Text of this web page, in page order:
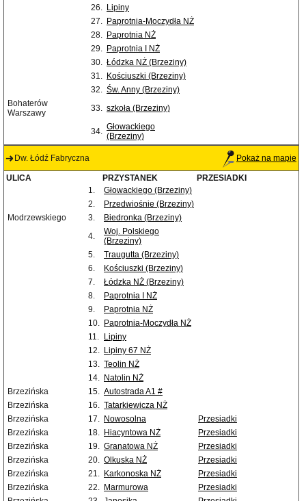
26. Lipiny
27. Paprotnia-Moczydła NŻ
28. Paprotnia NŻ
29. Paprotnia I NŻ
30. Łódzka NŻ (Brzeziny)
31. Kościuszki (Brzeziny)
32. Św. Anny (Brzeziny)
Bohaterów
Warszawy
33. szkoła (Brzeziny)
34. Głowackiego
(Brzeziny)
Dw. Łódź Fabryczna Pokaż na mapie
ULICA PRZYSTANEK
PRZESIADKI
1.
Głowackiego (Brzeziny)
2.
Przedwiośnie (Brzeziny)
Modrzewskiego
3.
Biedronka (Brzeziny)
4.
Woj. Polskiego
(Brzeziny)
5.
Traugutta (Brzeziny)
6.
Kościuszki (Brzeziny)
7.
Łódzka NŻ (Brzeziny)
8.
Paprotnia I NŻ
9.
Paprotnia NŻ
10. Paprotnia-Moczydła NŻ
11.
Lipiny
12. Lipiny 67 NŻ
13. Teolin NŻ
14. Natolin NŻ
Brzezińska
15. Autostrada A1 #
Brzezińska
16. Tatarkiewicza NŻ
Brzezińska
17. Nowosolna
Przesiadki
Brzezińska
18. Hiacyntowa NŻ
Przesiadki
Brzezińska
19. Granatowa NŻ
Przesiadki
Brzezińska
20. Olkuska NŻ
Przesiadki
Brzezińska
21. Karkonoska NŻ
Przesiadki
Brzezińska
22. Marmurowa
Przesiadki